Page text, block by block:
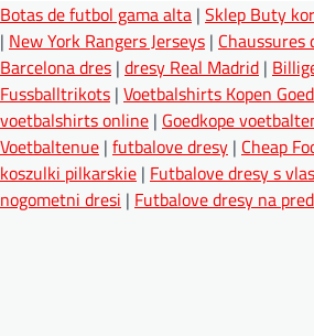
Botas de futbol gama alta | Sklep Buty
| New York Rangers Jerseys | Chaussures
Barcelona dres | dresy Real Madrid |
Fussballtrikots | Voetbalshirts Kopen
voetbalshirts online | Goedkope
Voetbaltenue | futbalove dresy | Cheap
koszulki pilkarskie | Futbalove dresy s
nogometni dresi | Futbalove dresy na